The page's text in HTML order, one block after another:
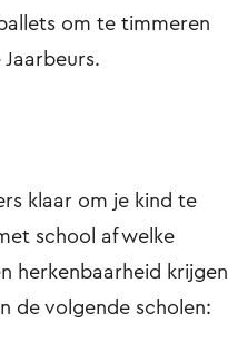
om te timmeren
klaar om je kind te
school af welke
herkenbaarheid krijgen
de volgende scholen: